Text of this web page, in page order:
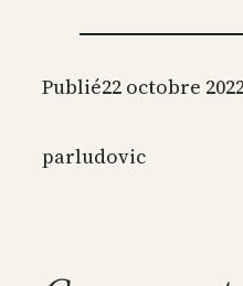
Publié22 octobre
parludovic